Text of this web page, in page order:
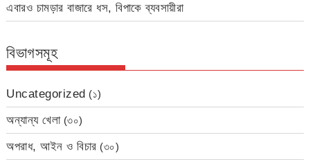
এবারও চামড়ার বাজারে ধস, বিপাকে ব্যবসায়ীরা
বিভাগসমূহ
Uncategorized (১)
অন্যান্য খেলা(৩০)
অপরাধ, আইন ও বিচার (৩০)